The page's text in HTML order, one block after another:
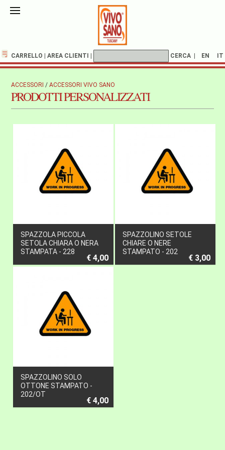
CARRELLO AREA CLIENTI CERCA EN IT
ACCESSORI /ACCESSORI VIVO SANO
PRODOTTI PERSONALIZZATI
SPAZZOLA PICCOLA
SETOLA CHIARA O NERA
STAMPATA - 228
€ 4,00
SPAZZOLINO SETOLE
CHIARE O NERE
STAMPATO - 202
€ 3,00
SPAZZOLINO SOLO
OTTONE STAMPATO -
202/OT
€ 4,00